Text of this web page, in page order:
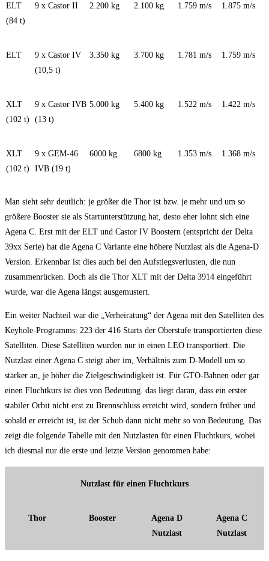
ELT
(84 t)
9 x Castor II 2.200 kg 2.100 kg 1.759 m/s 1.875 m/s
ELT
9 x Castor IV
(10,5 t)
3.350 kg 3.700 kg 1.781 m/s 1.759 m/s
XLT
(102 t)
9 x Castor IVB
(13 t)
5.000 kg 5.400 kg 1.522 m/s 1.422 m/s
XLT
(102 t)
9 x GEM-46
IVB (19 t)
6000 kg 6800 kg 1.353 m/s 1.368 m/s
Man sieht sehr deutlich: je größer die Thor ist bzw. je mehr und um so
größere Booster sie als Startunterstützung hat, desto eher lohnt sich eine
Agena C. Erst mit der ELT und Castor IV Boostern (entspricht der Delta
39xx Serie) hat die Agena C Variante eine höhere Nutzlast als die Agena-D
Version. Erkennbar ist dies auch bei den Aufstiegsverlusten, die nun
zusammenrücken. Doch als die Thor XLT mit der Delta 3914 eingeführt
wurde, war die Agena längst ausgemustert.
Ein weiter Nachteil war die „Verheiratung“ der Agena mit den Satelliten des
Keyhole-Programms: 223 der 416 Starts der Oberstufe transportierten diese
Satelliten. Diese Satelliten wurden nur in einen LEO transportiert. Die
Nutzlast einer Agena C steigt aber im, Verhältnis zum D-Modell um so
stärker an, je höher die Zielgeschwindigkeit ist. Für GTO-Bahnen oder gar
einen Fluchtkurs ist dies von Bedeutung. das liegt daran, dass ein erster
stabiler Orbit nicht erst zu Brennschluss erreicht wird, sondern früher und
sobald er erreicht ist, ist der Schub dann nicht mehr so von Bedeutung. Das
zeigt die folgende Tabelle mit den Nutzlasten für einen Fluchtkurs, wobei
ich diesmal nur die erste und letzte Version genommen habe:
Nutzlast für einen Fluchtkurs
Thor Booster
Agena D
Nutzlast
Agena C
Nutzlast